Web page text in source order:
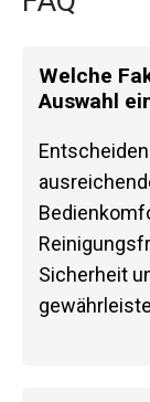
Welche
Auswahl
Sicherheit